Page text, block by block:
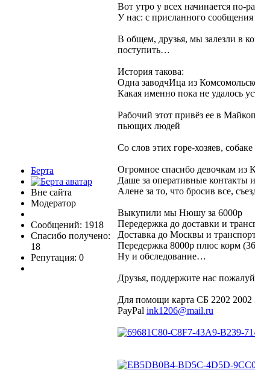
Берта
Вне сайта
Модератор
Сообщений: 1918
Спасибо получено:
18
Репутация: 0
Вот утро у всех начинается по-
У нас: с присланного сообщения
В общем, друзья, мы залезли в
поступить…
История такова:
Одна заводчИца из
Какая именно пока не удалось
Рабочий этот привёз ее в
пьющих людей
Со слов этих горе-хозяев,
Огромное спасибо девочкам
Даше за оперативные контакты
Алене за то, что бросив все,
Выкупили мы Нюшу за 6000р
Передержка до доставки и
Доставка до Москвы и
Передержка 8000р плюс корм
Ну и обследование…
Друзья, поддержите нас
Для помощи карта СБ 2202
PayPal ink1206@mail.ru